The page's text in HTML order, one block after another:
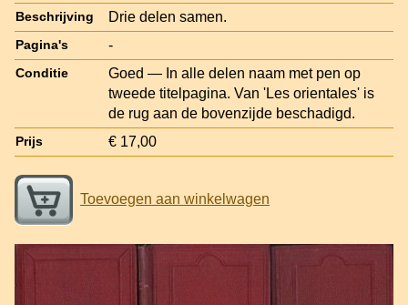
Beschrijving Drie delen samen.
Pagina's -
Conditie
Goed — In alle delen naam met pen op
tweede titelpagina. Van 'Les orientales' is
de rug aan de bovenzijde beschadigd.
Prijs € 17,00
Toevoegen aan winkelwagen